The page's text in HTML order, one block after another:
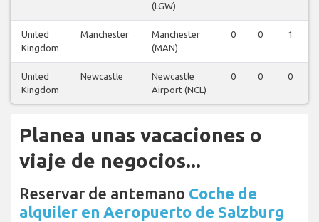
(LGW)
United
Kingdom
Manchester
Manchester
(MAN)
0 0 1
United
Kingdom
Newcastle
Newcastle
Airport (NCL)
0 0 0
Planea unas vacaciones o
viaje de negocios...
Reservar de antemano Coche de
alquiler en Aeropuerto de Salzburg